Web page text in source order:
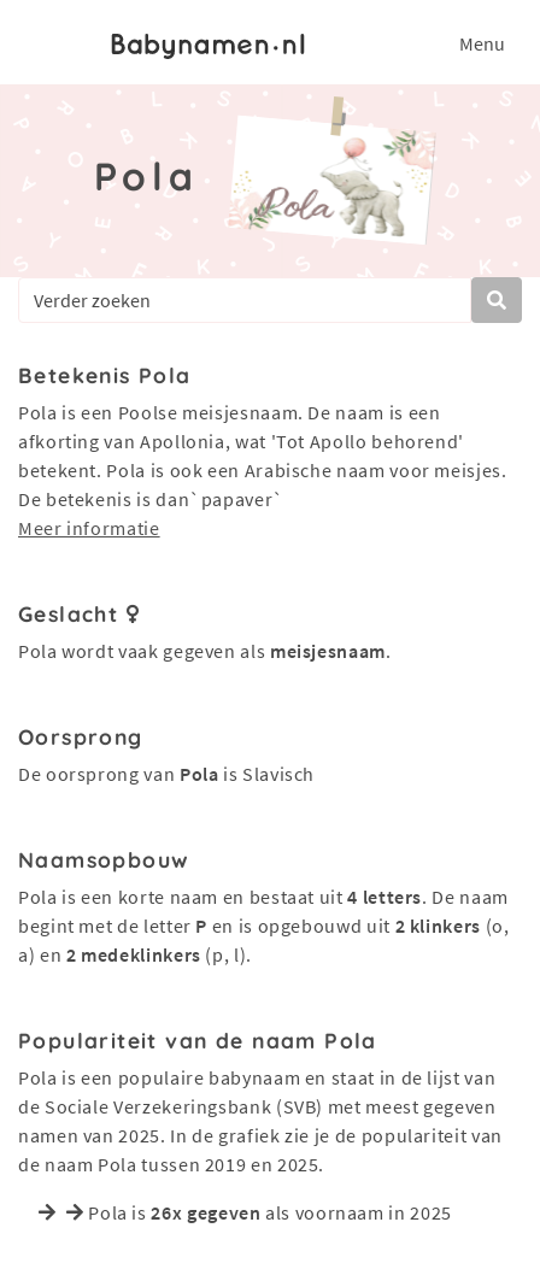
Menu
Pola
Betekenis Pola
Pola is een Poolse meisjesnaam. De naam is een
afkorting van Apollonia, wat 'Tot Apollo behorend'
betekent. Pola is ook een Arabische naam voor meisjes.
De betekenis is dan`papaver`
Meer informatie
Geslacht
Pola wordt vaak gegeven als meisjesnaam.
Oorsprong
De oorsprong van Pola is Slavisch
Naamsopbouw
Pola is een korte naam en bestaat uit4 letters. De naam
begint met de letter P en is opgebouwd uit 2 klinkers (o,
a) en 2 medeklinkers (p, l).
Populariteit van de naam Pola
Pola is een populaire babynaam en staat in de lijst van
de Sociale Verzekeringsbank (SVB) met meest gegeven
namen van 2025. In de grafiek zie je de populariteit van
de naam Pola tussen 2019 en 2025.
Pola is26x gegeven als voornaam in 2025